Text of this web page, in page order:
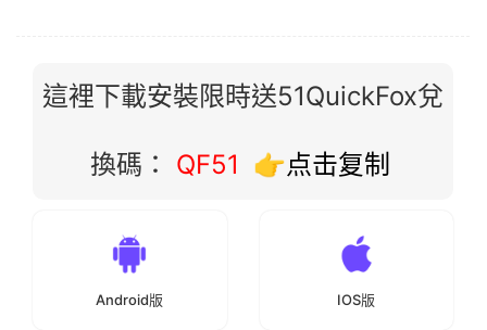
這裡下載安裝限時送51QuickFox兌
換碼： QF51 👉点击复制
Android版 IOS版